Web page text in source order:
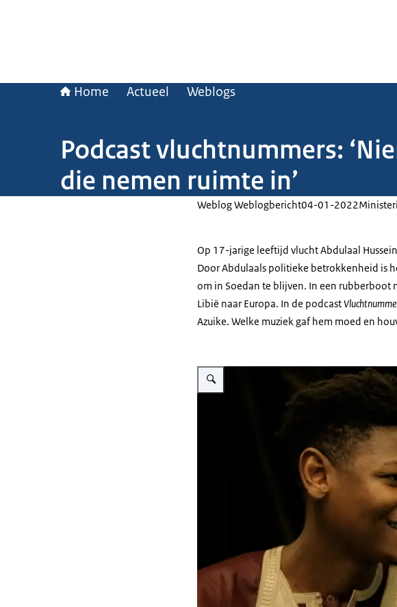
Home Actueel Weblogs
Podcast vluchtnummers:
die nemen ruimte in’
Weblog Weblogbericht04-01-2022
Op 17-jarige leeftijd vlucht Abdulaal
Door Abdulaals politieke betrokkenheid is
om in Soedan te blijven. In een rubberboot
Libië naar Europa. In de podcast
Azuike. Welke muziek gaf hem moed en
Vergroot afbeelding Abdulaal Hussein